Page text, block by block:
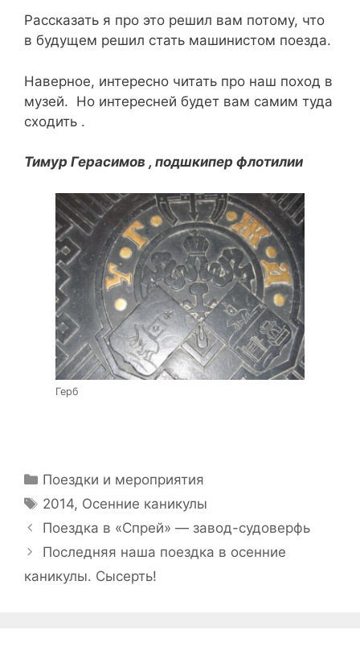
Рассказать я про это решил вам потому, что
в будущем решил стать машинистом поезда.
Наверное, интересно читать про наш поход в
музей. Но интересней будет вам самим туда
сходить .
Тимур Герасимов , подшкипер флотилии
Герб
Рубрики
Поездки и мероприятия
Метки
2014, Осенние каникулы
Навигация
записи
Поездка в «Спрей» — завод-судоверфь
Последняя наша поездка в осенние
каникулы. Сысерть!